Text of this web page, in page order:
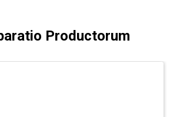
Productorum